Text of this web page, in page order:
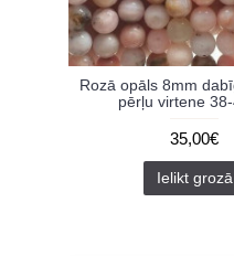
Rozā opāls 8mm
pērļu virtene
35,00€
Ielikt grozā